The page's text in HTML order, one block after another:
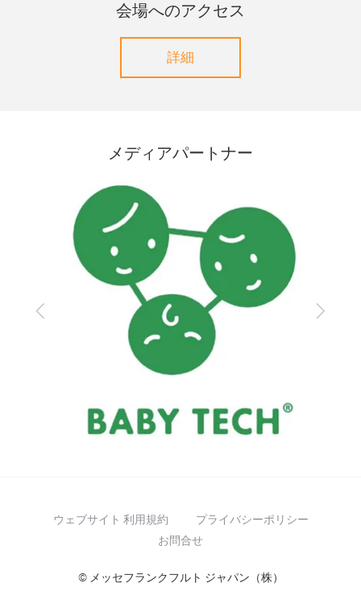
会場へのアクセス
詳細
メディアパートナー
Previous Next
ウェブサイト 利用規約
プライバシーポリシー
お問合せ
© メッセフランクフルト ジャパン（株）